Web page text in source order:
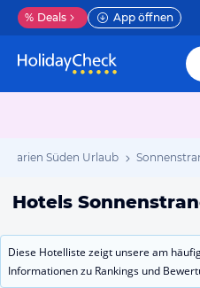
% Deals App öffnen
Süden Urlaub
Hotels
Diese Hotelliste zeigt unsere am
Informationen zu Rankings und